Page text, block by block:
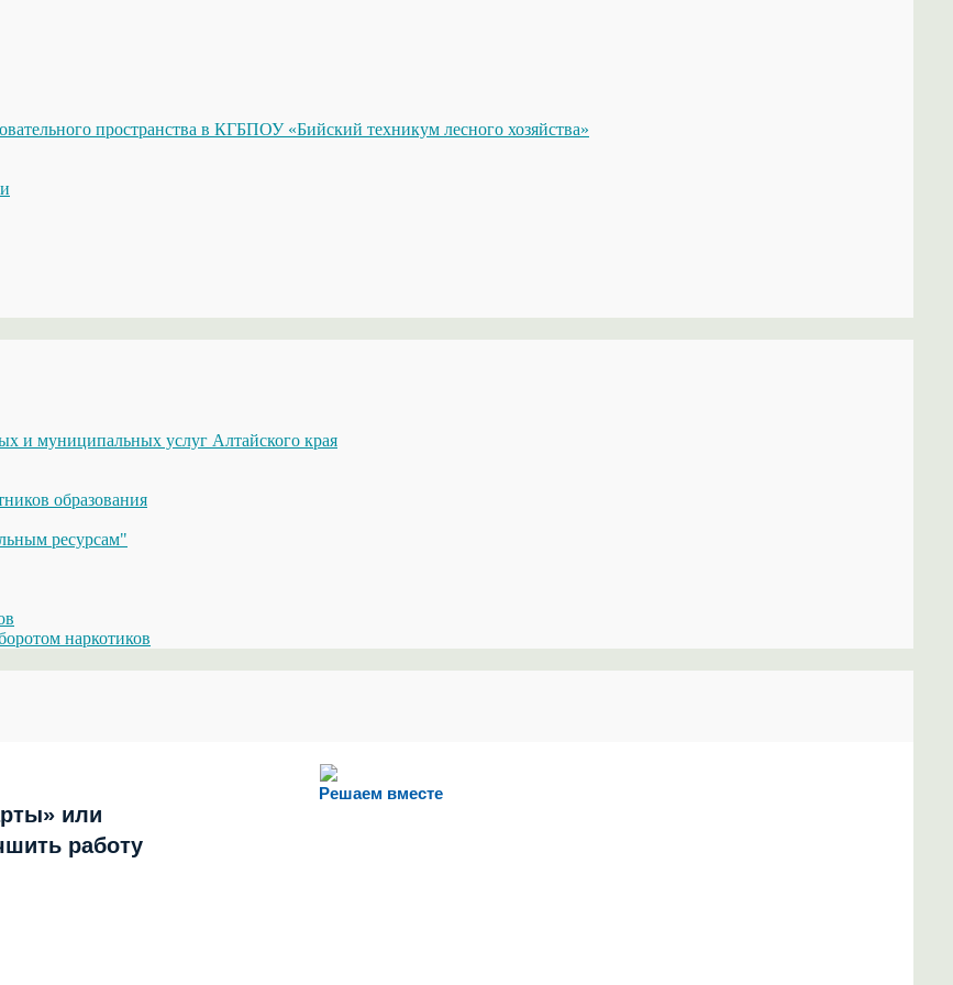
пространства в КГБПОУ «Бийский техникум лесного хозяйства»
и муниципальных услуг Алтайского края
образования
ресурсам"
наркотиков
Решаем вместе
или
работу